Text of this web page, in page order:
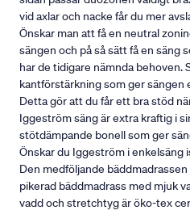
vid axlar och nacke får du mer
Önskar man att få en neutral
sängen och på så sätt få en säng
har de tidigare nämnda behoven.
kantförstärkning som ger sängen
Detta gör att du får ett bra stöd
Iggeström säng är extra kraftig i
stötdämpande bonell som ger
Önskar du Iggeström i enkelsäng
Den medföljande
pikerad bäddmadrass med mjuk
vadd och stretchtyg är öko-tex